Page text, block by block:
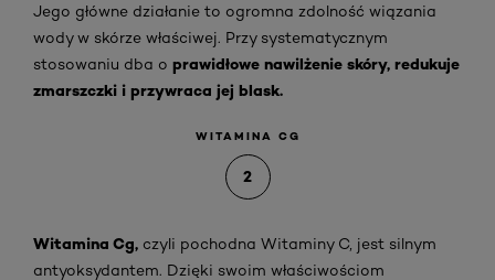
Jego główne działanie to ogromna zdolność wiązania
wody w skórze właściwej. Przy systematycznym
stosowaniu dba o prawidłowe nawilżenie skóry, redukuje
zmarszczki i przywraca jej blask.
WITAMINA CG
2
Witamina Cg, czyli pochodna Witaminy C, jest silnym
antyoksydantem. Dzięki swoim właściwościom